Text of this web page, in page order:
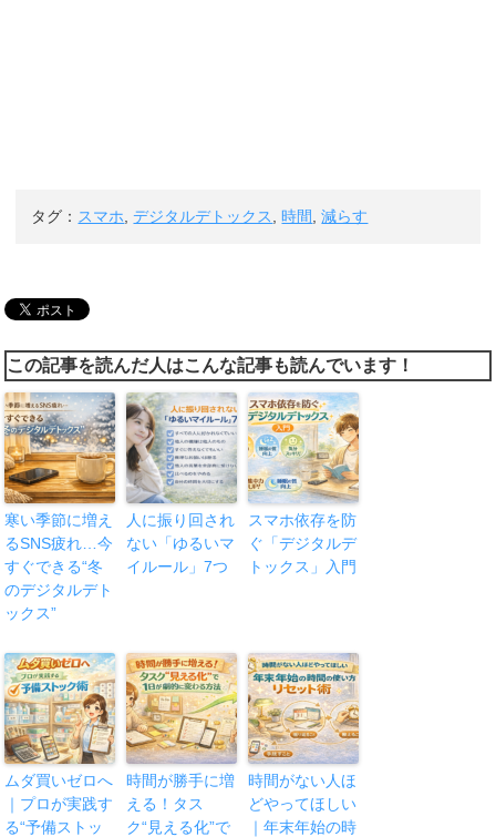
タグ： スマホ ,デジタルデトックス ,時間 ,減らす
この記事を読んだ人はこんな記事も読んでいます！
寒い季節に増え
るSNS疲れ…今
すぐできる“冬
のデジタルデト
ックス”
人に振り回され
ない「ゆるいマ
イルール」7つ
スマホ依存を防
ぐ「デジタルデ
トックス」入門
ムダ買いゼロへ
｜プロが実践す
る“予備ストッ
時間が勝手に増
える！タス
ク“見える化”で
時間がない人ほ
どやってほしい
｜年末年始の時